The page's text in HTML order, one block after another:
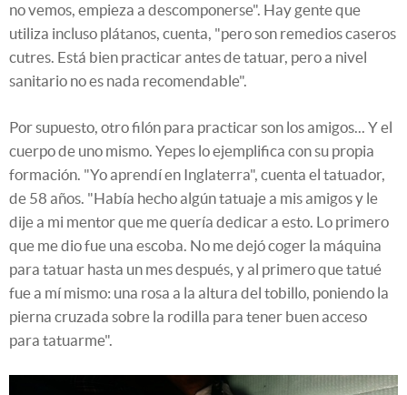
no vemos, empieza a descomponerse". Hay gente que
utiliza incluso plátanos, cuenta, "pero son remedios caseros
cutres. Está bien practicar antes de tatuar, pero a nivel
sanitario no es nada recomendable".
Por supuesto, otro filón para practicar son los amigos... Y el
cuerpo de uno mismo. Yepes lo ejemplifica con su propia
formación. "Yo aprendí en Inglaterra", cuenta el tatuador,
de 58 años. "Había hecho algún tatuaje a mis amigos y le
dije a mi mentor que me quería dedicar a esto. Lo primero
que me dio fue una escoba. No me dejó coger la máquina
para tatuar hasta un mes después, y al primero que tatué
fue a mí mismo: una rosa a la altura del tobillo, poniendo la
pierna cruzada sobre la rodilla para tener buen acceso
para tatuarme".